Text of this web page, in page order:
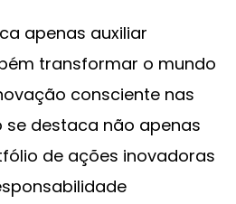
apenas auxiliar
transformar o mundo
consciente nas
se destaca não apenas
de ações inovadoras